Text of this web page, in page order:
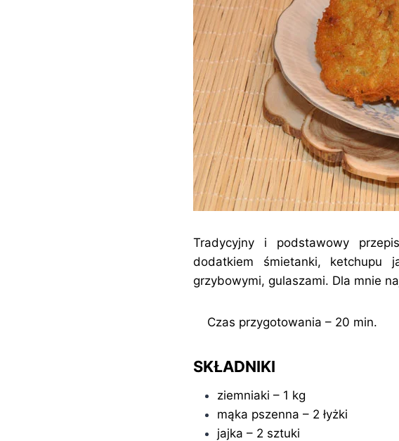
Tradycyjny i podstawowy
dodatkiem śmietanki,
grzybowymi, gulaszami. Dla mnie
Czas przygotowania – 20 min.
SKŁADNIKI
ziemniaki – 1 kg
mąka pszenna – 2 łyżki
jajka – 2 sztuki